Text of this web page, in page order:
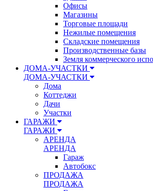
Офисы
Магазины
Торговые площади
Нежилые помещения
Складские помещения
Производственные базы
Земля коммерческого
ДОМА-УЧАСТКИ
ДОМА-УЧАСТКИ
Дома
Коттеджи
Дачи
Участки
ГАРАЖИ
ГАРАЖИ
АРЕНДА
АРЕНДА
Гараж
Автобокс
ПРОДАЖА
ПРОДАЖА